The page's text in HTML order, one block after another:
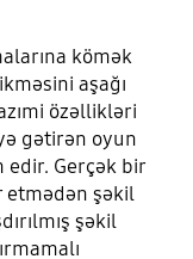
kömək
aşağı
özəllikləri
gətirən oyun
Gerçək bir
etmədən şəkil
şəkil